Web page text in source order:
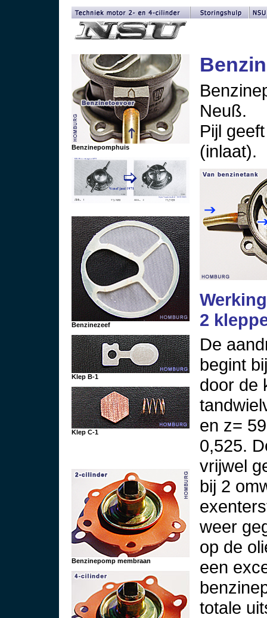
Benzinepomphuis
Benzinezeef
Klep B-1
Klep C-1
Benzinepomp membraan
Neuß.
Pijl
(inlaat).
2
De
begint
door de
en z=
0,525.
vrijwel
bij 2
weer
op de
een
totale